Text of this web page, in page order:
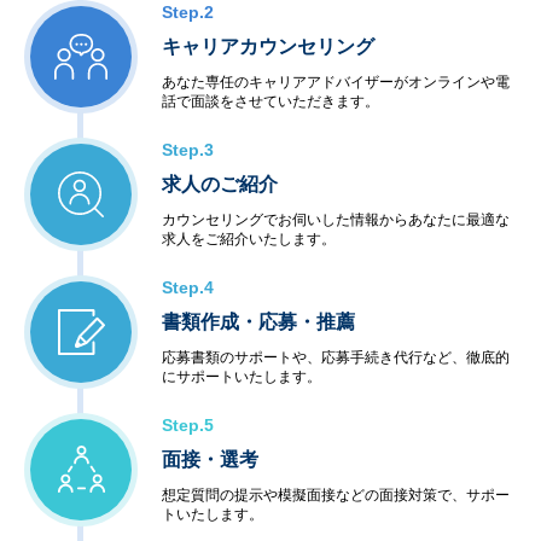
Step.2
キャリアカウンセリング
あなた専任のキャリアアドバイザーがオンラインや電
話で面談をさせていただきます。
Step.3
求人のご紹介
カウンセリングでお伺いした情報からあなたに最適な
求人をご紹介いたします。
Step.4
書類作成・応募・推薦
応募書類のサポートや、応募手続き代行など、徹底的
にサポートいたします。
Step.5
面接・選考
想定質問の提示や模擬面接などの面接対策で、サポー
トいたします。